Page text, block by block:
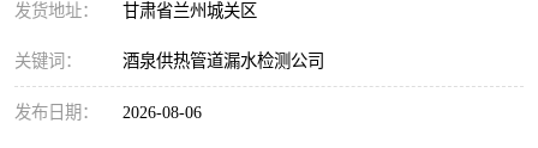
发货地址： 甘肃省兰州城关区
关键词： 酒泉供热管道漏水检测公司
发布日期： 2026-08-06